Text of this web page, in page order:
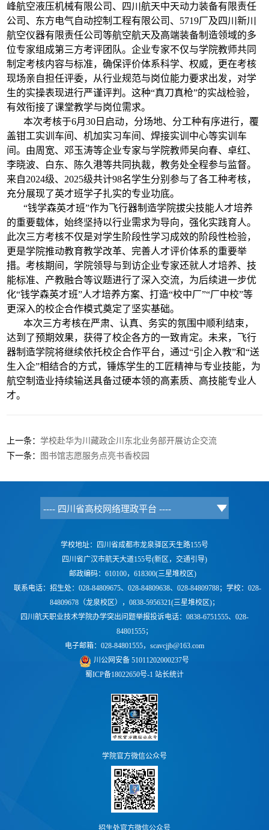
峰航空液压机械有限公司、四川航天中天动力装备有限责任
公司、东方电气自动控制工程有限公司、5719厂及四川新川
航空仪器有限责任公司等航空航天及高端装备制造领域的多
位专家组成第三方考评团队。企业专家不仅与学院教师共同
制定考核内容与标准，确保评价体系科学、权威，更在考核
现场亲自担任评委，从行业规范与岗位能力要求出发，对学
生的实操表现进行严谨评判。这种“真刀真枪”的实战检验，
有效衔接了课堂教学与岗位需求。
本次考核于6月30日启动，分场地、分工种有序进行，覆
盖钳工实训车间、机加实习车间、焊接实训中心等实训车
间。由周宽、邓玉涛等企业专家与学院教师吴向春、卓红、
李晓波、白东、陈久港等共同执裁，教务处全程参与监督。
来自2024级、2025级共计98名学生分别参与了各工种考核，
充分展现了英才班学子扎实的专业功底。
“钱学森英才班”作为飞行器制造学院拔尖技能人才培养
的重要载体，始终坚持以行业需求为导向，强化实践育人。
此次三方考核不仅是对学生阶段性学习成效的阶段性检验，
更是学院推动教育教学改革、完善人才评价体系的重要举
措。考核期间，学院领导与到访企业专家还就人才培养、技
能标准、产教融合等议题进行了深入交流，为后续进一步优
化“钱学森英才班”人才培养方案、打造“校中厂”“厂中校”等
更深入的校企合作模式奠定了坚实基础。
本次三方考核在严肃、认真、务实的氛围中顺利结束，
达到了预期效果，获得了校企各方的一致肯定。未来，飞行
器制造学院将继续依托校企合作平台，通过“引企入教”和“送
生入企”相结合的方式，锤炼学生的工匠精神与专业技能，为
航空制造业持续输送具备过硬本领的高素质、高技能专业人
才。
上一条：学校赴华为川藏政企川东北业务部开展访企交流
下一条：
图书馆志愿服务点亮书香校园
学校地址：四川省成都市龙泉驿区天生路155号
四川省广汉市航天大道155号(新区，交通引导)
邮政编码：610100，618300(三星堆校区)
联系电话： 招生处：028-84809675、028-84809638、028-84809788；学校： 028-
84809678（龙泉校区），0838-5956321(三星堆校区)；
四川航天职业技术学院办学突出问题举报投诉电话：0838-6751555、028-
84801555；
电子邮箱：028-84801555，scavcjjb@163.com
川公网安备 51011202000237号
蜀ICP备18022650号-1 站长统计
学院官方微信公众号